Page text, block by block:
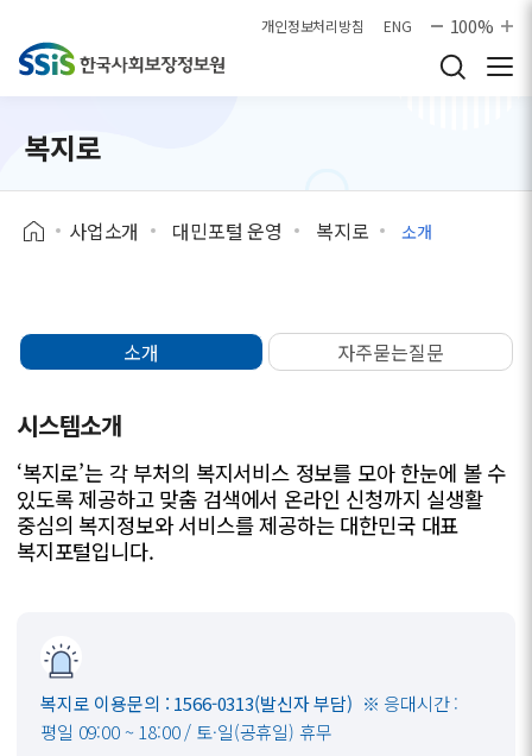
개인정보처리방침 ENG 100%
복지로
사업소개 대민포털 운영 복지로 소개
소개 자주묻는질문
시스템소개
‘복지로’는 각 부처의 복지서비스 정보를 모아 한눈에 볼 수
있도록 제공하고 맞춤 검색에서 온라인 신청까지 실생활
중심의 복지정보와 서비스를 제공하는 대한민국 대표
복지포털입니다.
복지로 이용문의 : 1566-0313(발신자 부담) ※ 응대시간 :
평일 09:00 ~ 18:00 / 토·일(공휴일) 휴무